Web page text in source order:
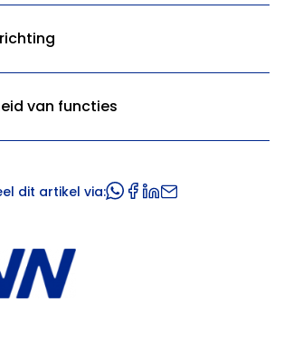
van functies
dit artikel via: